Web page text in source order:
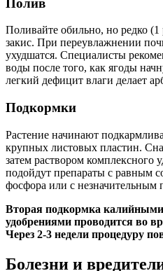
Поливайте обильно, но редко
закис. При переувлажнении
ухудшатся. Специалисты
воды после того, как ягоды
легкий дефицит влаги делает
Подкормки
Растение начинают
крупных листовых пластин.
затем раствором комплексного
подойдут препараты с равным
фосфора или с незначительным
Вторая подкормка
удобрениями проводится во
Через 2-3 недели процедуру
Болезни и